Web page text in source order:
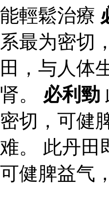
能輕鬆治療
系最为密切
田，与人体
肾。 必利勁
密切，可健
难。 此丹田
可健脾益气